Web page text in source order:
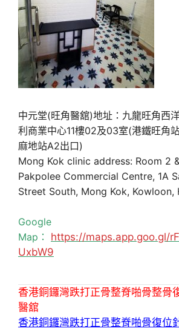
中元堂(旺角醫舘)地址：九龍旺角西
利商業中心11樓02及03室(港鐵旺角
麻地站A2出口)
Mong Kok clinic address: Room 2
Pakpolee Commercial Centre, 1A
Street South, Mong Kok, Kowloon,
Google
Map： https://maps.app.goo.gl/
UxbW9
香港銅鑼灣跌打正骨整脊啪骨整骨
醫舘
香港銅鑼灣跌打正骨整脊啪骨復位